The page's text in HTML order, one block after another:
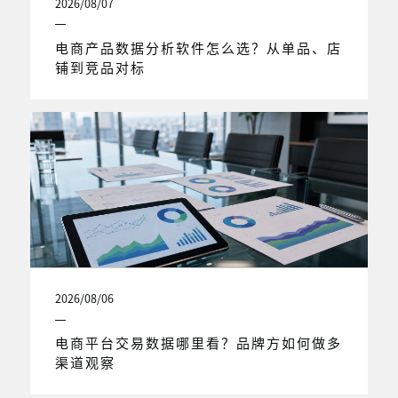
2026/08/07
电商产品数据分析软件怎么选？从单品、店
铺到竞品对标
2026/08/06
电商平台交易数据哪里看？品牌方如何做多
渠道观察